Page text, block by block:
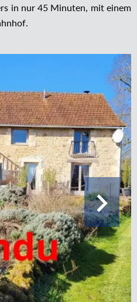
in nur 45 Minuten, mit einem